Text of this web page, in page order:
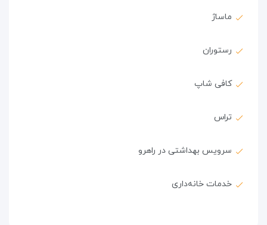
ماساژ
رستوران
کافی شاپ
تراس
سرویس بهداشتی در راهرو
خدمات خانه‌داری